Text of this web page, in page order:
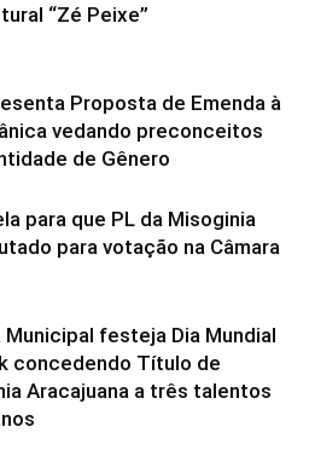
“Zé Peixe”
Proposta de Emenda à
vedando preconceitos
de Gênero
para que PL da Misoginia
para votação na Câmara
Municipal festeja Dia Mundial
concedendo Título de
Aracajuana a três talentos